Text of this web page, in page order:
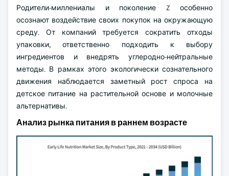
Родители-миллениалы и поколение Z особенно
осознают воздействие своих покупок на окружающую
среду. От компаний требуется сократить отходы
упаковки, ответственно подходить к выбору
ингредиентов и внедрять углеродно-нейтральные
методы. В рамках этого экологически сознательного
движения наблюдается заметный рост спроса на
детское питание на растительной основе и молочные
альтернативы.
Анализ рынка питания в раннем возрасте